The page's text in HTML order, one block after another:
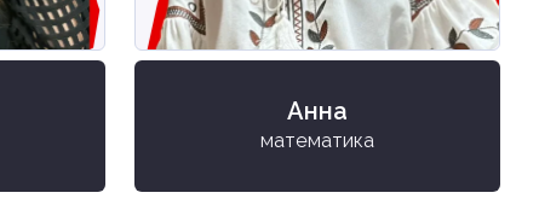
Анна
математика